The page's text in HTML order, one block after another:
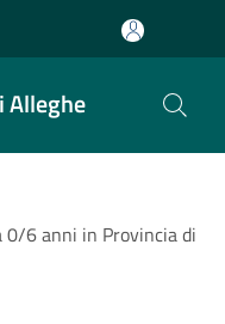
Alleghe
0/6 anni in Provincia di